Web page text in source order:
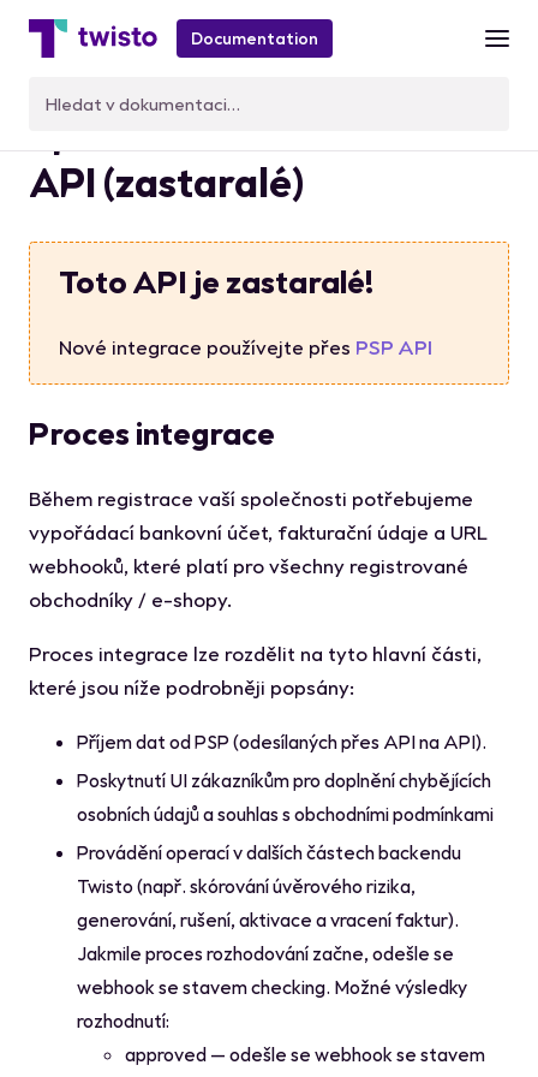
Documentation
API (zastaralé)
Toto API je zastaralé!
Nové integrace používejte přes PSP API
Proces integrace
Během registrace vaší společnosti potřebujeme
vypořádací bankovní účet, fakturační údaje a URL
webhooků, které platí pro všechny registrované
obchodníky / e-shopy.
Proces integrace lze rozdělit na tyto hlavní části,
které jsou níže podrobněji popsány:
Příjem dat od PSP (odesílaných přes API na API).
Poskytnutí UI zákazníkům pro doplnění chybějících
osobních údajů a souhlas s obchodními podmínkami
Provádění operací v dalších částech backendu
Twisto (např. skórování úvěrového rizika,
generování, rušení, aktivace a vracení faktur).
Jakmile proces rozhodování začne, odešle se
webhook se stavemchecking. Možné výsledky
rozhodnutí:
approved — odešle se webhook se stavem